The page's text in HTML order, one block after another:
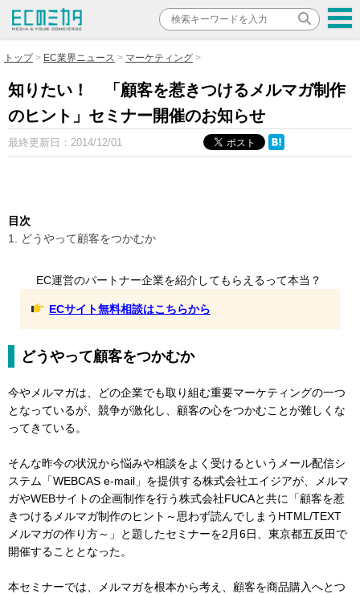
トップ EC業界ニュース マーケティング
知りたい！ 「顧客を惹きつけるメルマガ制作
のヒント」セミナー開催のお知らせ
最終更新日： 2014/12/01
目次
1. どうやって顧客をつかむか
EC運営のパートナー企業を紹介してもらえるって本当？
ECサイト無料相談はこちらから
どうやって顧客をつかむか
今やメルマガは、どの企業でも取り組む重要マーケティングの一つ
となっているが、競争が激化し、顧客の心をつかむことが難しくな
ってきている。
そんな昨今の状況から悩みや相談をよく受けるというメール配信シ
ステム「WEBCAS e-mail」を提供する株式会社エイジアが、メルマ
ガやWEBサイトの企画制作を行う株式会社FUCAと共に「顧客を惹
きつけるメルマガ制作のヒント～思わず読んでしまうHTML/TEXT
メルマガの作り方～」と題したセミナーを2月6日、東京都五反田で
開催することとなった。
本セミナーでは、メルマガを根本から考え、顧客を商品購入へとつ